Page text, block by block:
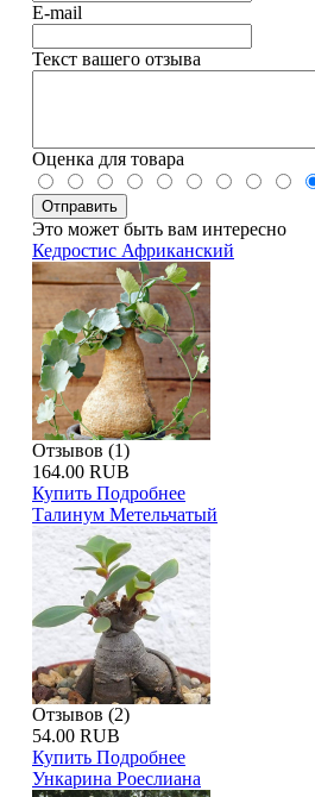
E-mail
Текст вашего отзыва
Оценка для товара
Это может быть вам интересно
Кедростис Африканский
Отзывов (1)
164.00 RUB
Купить Подробнее
Талинум Метельчатый
Отзывов (2)
54.00 RUB
Купить Подробнее
Ункарина Роеслиана